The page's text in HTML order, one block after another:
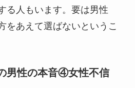
る人もいます。要は男性
をあえて選ばないというこ
男性の本音④女性不信